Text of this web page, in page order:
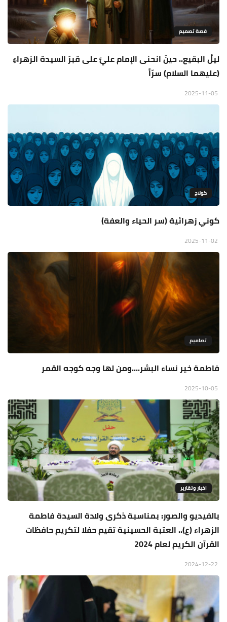
قصة تصميم
ليلُ البقيع.. حينَ انحنى الإمام عليٌّ على قبرَ السيدة الزهراءِ
(عليهما السلام) سرّاً
كولاج
كوني زهرائية (سر الحياء والعفة)
تصاميم
فاطمة خير نساء البشر....ومن لها وجه كوجه القمر
اخبار وتقارير
بالفيديو والصور: بمناسبة ذكرى ولادة السيدة فاطمة
الزهراء (ع).. العتبة الحسينية تقيم حفلا لتكريم حافظات
القرآن الكريم لعام 2024